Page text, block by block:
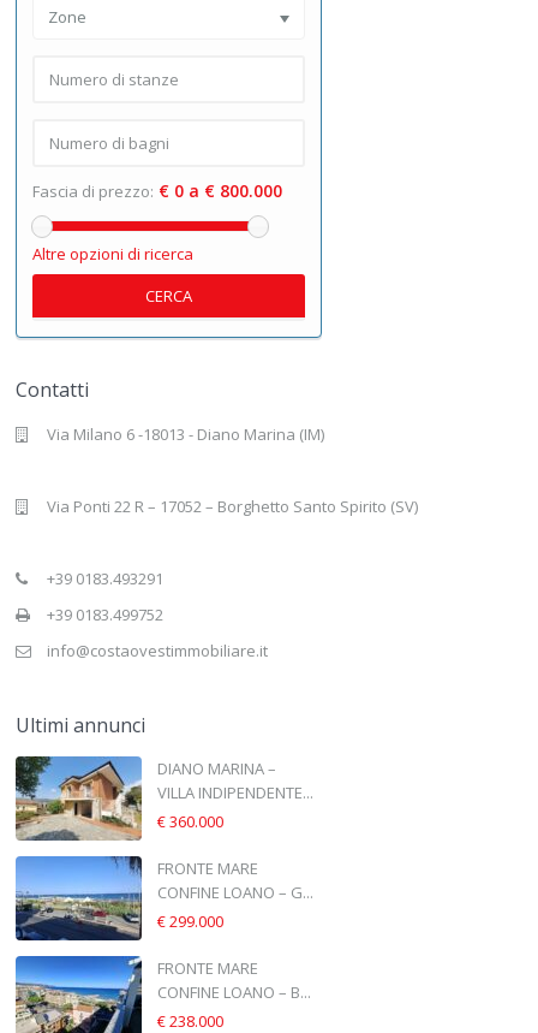
Zone
Fascia di prezzo: € 0 a € 800.000
Altre opzioni di ricerca
CERCA
Contatti
Via Milano 6 -18013 - Diano Marina (IM)
Via Ponti 22 R – 17052 – Borghetto Santo Spirito (SV)
+39 0183.493291
+39 0183.499752
info@costaovestimmobiliare.it
Ultimi annunci
DIANO MARINA –
VILLA INDIPENDENTE...
€ 360.000
FRONTE MARE
CONFINE LOANO – G...
€ 299.000
FRONTE MARE
CONFINE LOANO – B...
€ 238.000